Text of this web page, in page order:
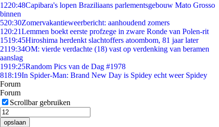
1220:48Capibara's lopen Braziliaans parlementsgebouw Mato Grosso
binnen
520:30Zomervakantieweerbericht: aanhoudend zomers
1 20:21Lemmen boekt eerste profzege in zware Ronde van Polen-rit
1519:45Hiroshima herdenkt slachtoffers atoombom, 81 jaar later
2119:34OM: vierde verdachte (18) vast op verdenking van beramen
aanslag
1919:25Random Pics van de Dag #1978
818:19In Spider-Man: Brand New Day is Spidey echt weer Spidey
Forum
Forum
Scrollbar gebruiken
opslaan